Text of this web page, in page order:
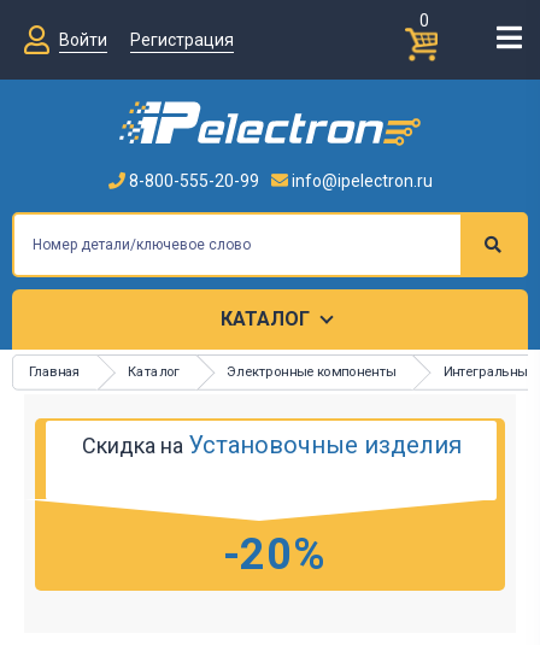
0
Войти
Регистрация
8-800-555-20-99 info@ipelectron.ru
КАТАЛОГ
Главная Каталог Электронные компоненты Интегральные
Скидка на Установочные изделия
-20%